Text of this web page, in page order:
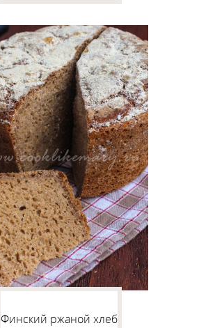
Финский ржаной хлеб